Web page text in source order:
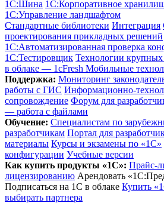
1С:Шина 1С:Корпоративное
1С:Управление ландшафтом
Стандартные библиотеки Интеграция
проектирования прикладных решений
1С:Автоматизированная проверка
1С:Тестировщик Технологии
в облаке — 1cFresh Мобильные
Поддержка: Мониторинг
работы с ГИС Информационно-
сопровождение Форум для
— работа с файлами
Обучение: Cпециалистам по
разработчикам Портал для
материалы Курсы и экзамены по «1С»
конфигурации Учебные версии
Как купить продукты «1С»: Прайс-
лицензированию Арендовать
Подписаться на 1С в облаке Купить
выбирать партнера